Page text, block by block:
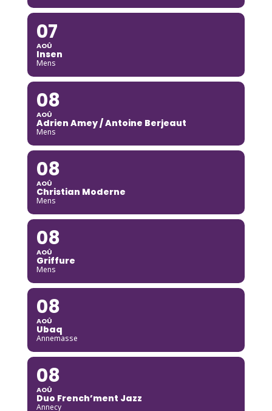
07
AOÛ
Insen
Mens
08
AOÛ
Adrien Amey / Antoine Berjeaut
Mens
08
AOÛ
Christian Moderne
Mens
08
AOÛ
Griffure
Mens
08
AOÛ
Ubaq
Annemasse
08
AOÛ
Duo French’ment Jazz
Annecy